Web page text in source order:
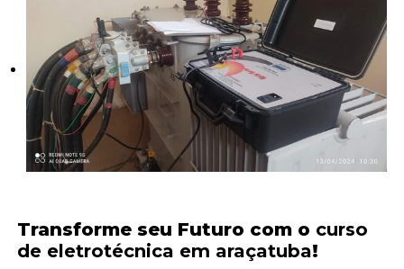
Transforme seu Futuro com o curso
de eletrotécnica em araçatuba!